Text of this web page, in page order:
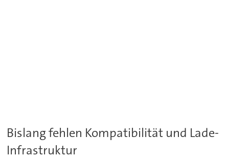
Bislang fehlen Kompatibilität und Lade-
Infrastruktur